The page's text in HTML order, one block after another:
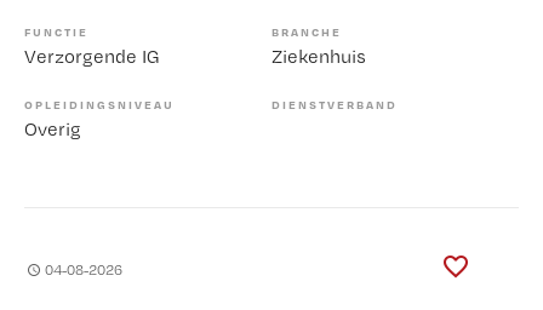
FUNCTIE
Verzorgende IG
BRANCHE
Ziekenhuis
OPLEIDINGSNIVEAU
Overig
DIENSTVERBAND
04-08-2026